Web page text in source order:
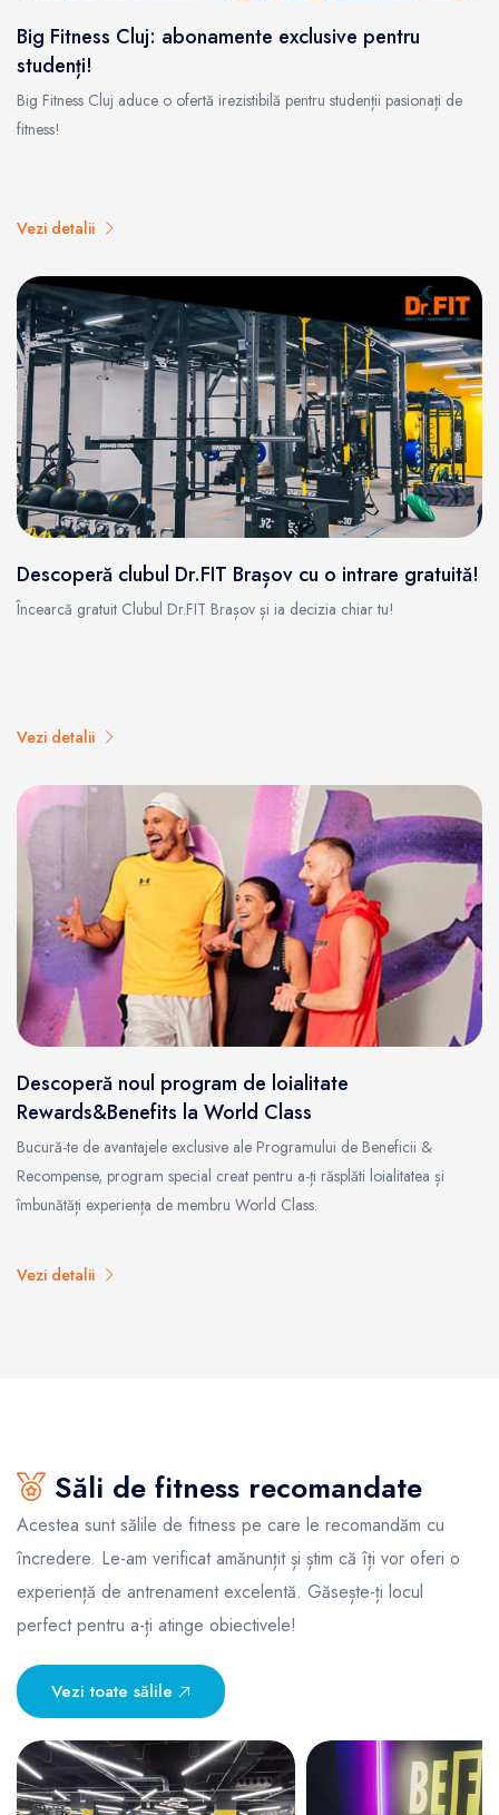
Big Fitness Cluj: abonamente exclusive pentru
studenți!
Big Fitness Cluj aduce o ofertă irezistibilă pentru studenții pasionați de
fitness!
Vezi detalii
Descoperă clubul Dr.FIT Brașov cu o intrare gratuită!
Încearcă gratuit Clubul Dr.FIT Brașov și ia decizia chiar tu!
Vezi detalii
Descoperă noul program de loialitate
Rewards&Benefits la World Class
Bucură-te de avantajele exclusive ale Programului de Beneficii &
Recompense, program special creat pentru a-ți răsplăti loialitatea și
îmbunătăți experiența de membru World Class.
Vezi detalii
Săli de fitness recomandate
Acestea sunt sălile de fitness pe care le recomandăm cu
încredere. Le-am verificat amănunțit și știm că îți vor oferi o
experiență de antrenament excelentă. Găsește-ți locul
perfect pentru a-ți atinge obiectivele!
Vezi toate sălile